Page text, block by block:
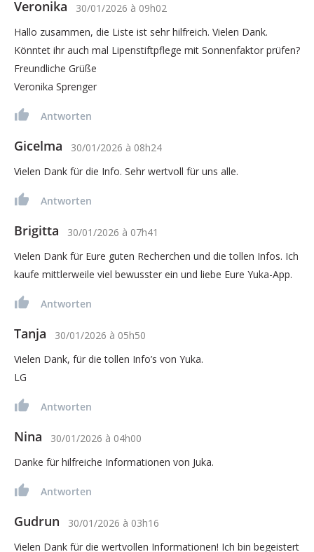
Veronika 30/01/2026 à 09h02
Hallo zusammen, die Liste ist sehr hilfreich. Vielen Dank.
Könntet ihr auch mal Lipenstiftpflege mit Sonnenfaktor prüfen?
Freundliche Grüße
Veronika Sprenger
Antworten
Gicelma 30/01/2026 à 08h24
Vielen Dank für die Info. Sehr wertvoll für uns alle.
Antworten
Brigitta 30/01/2026 à 07h41
Vielen Dank für Eure guten Recherchen und die tollen Infos. Ich
kaufe mittlerweile viel bewusster ein und liebe Eure Yuka-App.
Antworten
Tanja 30/01/2026 à 05h50
Vielen Dank, für die tollen Info’s von Yuka.
LG
Antworten
Nina 30/01/2026 à 04h00
Danke für hilfreiche Informationen von Juka.
Antworten
Gudrun 30/01/2026 à 03h16
Vielen Dank für die wertvollen Informationen! Ich bin begeistert